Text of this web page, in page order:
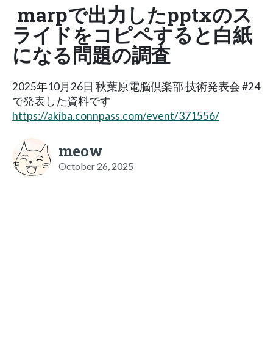
marpで出力したpptxのス
ライドをコピペすると白紙
になる問題の調査
2025年10月26日 秋葉原電脳倶楽部 技術発表会 #24
で発表した資料です
https://akiba.connpass.com/event/371556/
meow
October 26, 2025